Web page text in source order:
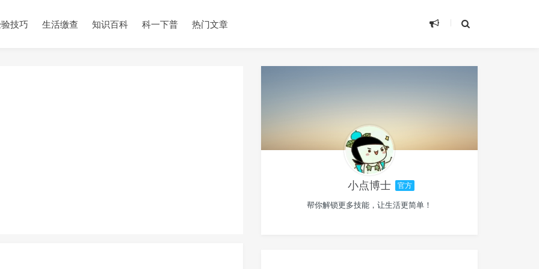
技巧 生活缴查 知识百科 科一下普 热门文章
小点博士 官方
帮你解锁更多技能，让生活更简单！